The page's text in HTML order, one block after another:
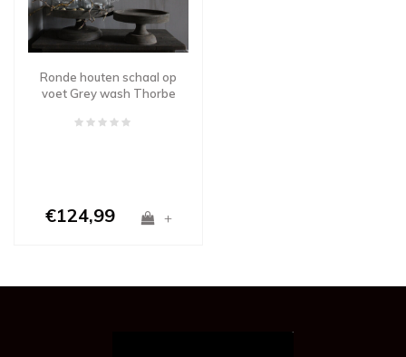
Ronde houten schaal op
voet Grey wash Thorbe
€124,99 +